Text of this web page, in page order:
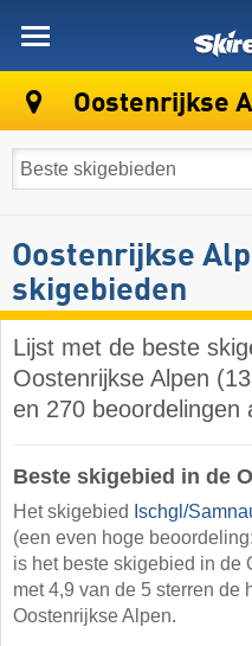
Oostenrijkse
Oostenrijkse
skigebieden
Lijst met de beste
Oostenrijkse Alpen
en 270 beoordelingen
Beste skigebied in de
Het skigebied Ischgl/​
(een even hoge beoordeling:
is het beste skigebied in de
met 4,9 van de 5 sterren de
Oostenrijkse Alpen.